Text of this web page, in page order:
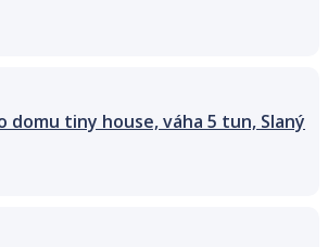
domu tiny house, váha 5 tun, Slaný